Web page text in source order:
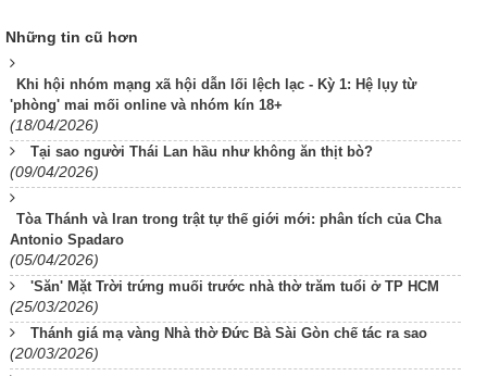
Những tin cũ hơn
Khi hội nhóm mạng xã hội dẫn lối lệch lạc - Kỳ 1: Hệ lụy từ
'phòng' mai mối online và nhóm kín 18+
(18/04/2026)
Tại sao người Thái Lan hầu như không ăn thịt bò?
(09/04/2026)
Tòa Thánh và Iran trong trật tự thế giới mới: phân tích của Cha
Antonio Spadaro
(05/04/2026)
'Săn' Mặt Trời trứng muối trước nhà thờ trăm tuổi ở TP HCM
(25/03/2026)
Thánh giá mạ vàng Nhà thờ Đức Bà Sài Gòn chế tác ra sao
(20/03/2026)